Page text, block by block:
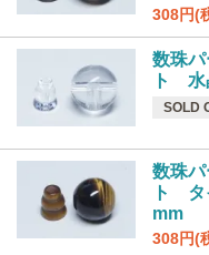
308円(
数珠
ト 水
SOLD
数珠
ト タ
mm
308円(